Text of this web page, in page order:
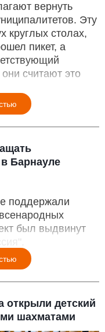
вернуть
Эту
круглых столах,
пикет, а
считают это
Барнауле
поддержали
был выдвинут
открыли детский
шахматами